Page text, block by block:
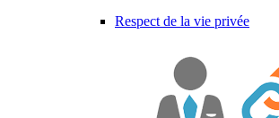
Respect de la vie privée